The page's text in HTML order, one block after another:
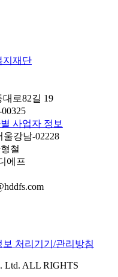
지재단
로82길 19
사업자 정보
울강남-02228
철
에프
보 처리기기/관리방침
Ltd. ALL RIGHTS